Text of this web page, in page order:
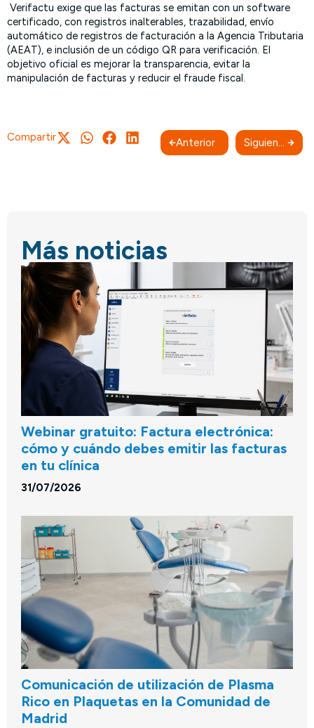
Verifactu exige que las facturas se emitan con un software
certificado, con registros inalterables, trazabilidad, envío
automático de registros de facturación a la Agencia Tributaria
(AEAT), e inclusión de un código QR para verificación. El
objetivo oficial es mejorar la transparencia, evitar la
manipulación de facturas y reducir el fraude fiscal.
Compartir Anterior Siguiente
Más noticias
Webinar gratuito: Factura electrónica:
cómo y cuándo debes emitir las facturas
en tu clínica
31/07/2026
Comunicación de utilización de Plasma
Rico en Plaquetas en la Comunidad de
Madrid